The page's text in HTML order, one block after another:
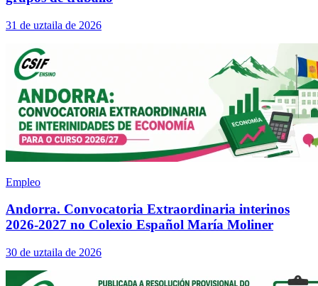
31 de uztaila de 2026
Empleo
Andorra. Convocatoria Extraordinaria interinos
2026-2027 no Colexio Español María Moliner
30 de uztaila de 2026